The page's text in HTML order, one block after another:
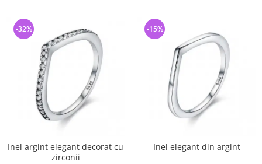
Inel argint elegant decorat cu
zirconii
-32%
Inel elegant din argint
-15%